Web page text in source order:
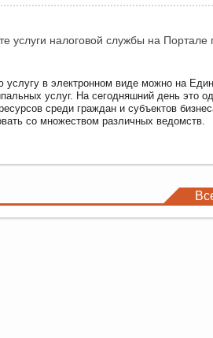
услуги налоговой службы на Портале
услугу в электронном виде можно на
услуг. На сегодняшний день это
среди граждан и субъектов
со множеством различных ведомств.